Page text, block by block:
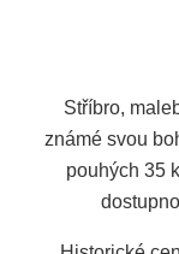
Stříbro,
známé svou
pouhých 35